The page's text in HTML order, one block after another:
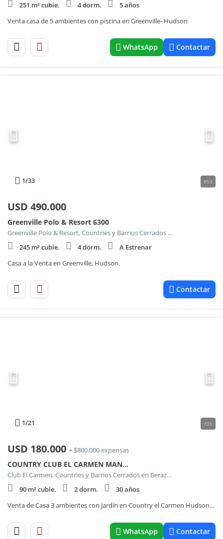
251 m² cubie.
4 dorm.
5 años
Venta casa de 5 ambientes con piscina en Greenville- Hudson
WhatsApp Contactar
1/33 853
USD 490.000
Greenville Polo & Resort 6300
Greenville Polo & Resort, Countries y Barrios Cerrados en Berazategui
245 m² cubie.
4 dorm.
A Estrenar
Casa a la Venta en Greenville, Hudson.
Contactar
1/21 705
USD 180.000 + $800.000 expensas
COUNTRY CLUB EL CARMEN MANZANA 261 LOTE 9
Club El Carmen, Countries y Barrios Cerrados en Berazategui
90 m² cubie.
2 dorm.
30 años
Venta de Casa 3 ambientes con jardín en Country el Carmen Hudson- Berazategui
WhatsApp Contactar